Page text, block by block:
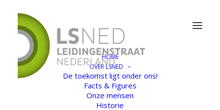
HOME
OVER LSNED
De toekomst ligt onder ons!
Facts & Figures
Onze mensen
Historie